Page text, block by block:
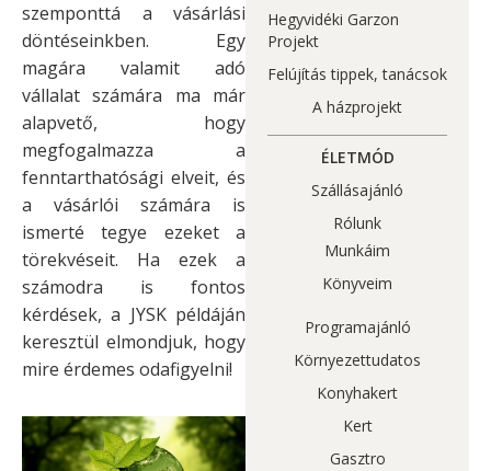
szemponttá a vásárlási
döntéseinkben. Egy
magára valamit adó
vállalat számára ma már
alapvető, hogy
megfogalmazza a
fenntarthatósági elveit, és
a vásárlói számára is
ismerté tegye ezeket a
törekvéseit. Ha ezek a
számodra is fontos
kérdések, a JYSK példáján
keresztül elmondjuk, hogy
mire érdemes odafigyelni!
Hegyvidéki Garzon
Projekt
Felújítás tippek, tanácsok
A házprojekt
ÉLETMÓD
Szállásajánló
Rólunk
Munkáim
Könyveim
Programajánló
Környezettudatos
Konyhakert
Kert
Gasztro